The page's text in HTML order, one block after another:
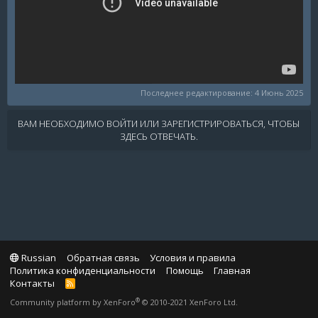
Последнее редактирование: 4 Июнь 2025
ВАМ НЕОБХОДИМО ВОЙТИ ИЛИ ЗАРЕГИСТРИРОВАТЬСЯ, ЧТОБЫ
ЗДЕСЬ ОТВЕЧАТЬ.
Russian Обратная связь
Условия и правила
Политика конфиденциальности
Помощь
Главная
Контакты
R
S
Community platform by XenForo® © 2010-2021 XenForo Ltd.